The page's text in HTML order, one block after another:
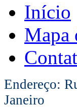
Início
Mapa
Endereço:
Janeiro